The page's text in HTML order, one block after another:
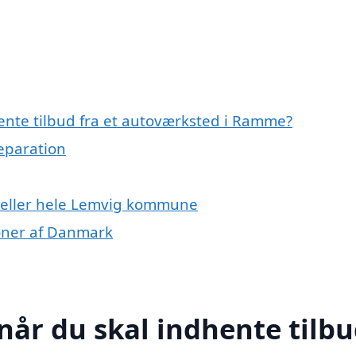
tilbud fra et autoværksted i Ramme?
hele Lemvig kommune
af Danmark
du skal indhente